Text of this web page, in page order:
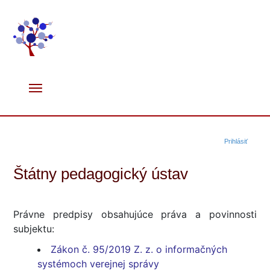
Prihlásiť
Štátny pedagogický ústav
Právne predpisy obsahujúce práva a povinnosti
subjektu:
Zákon č. 95/2019 Z. z. o informačných
systémoch verejnej správy